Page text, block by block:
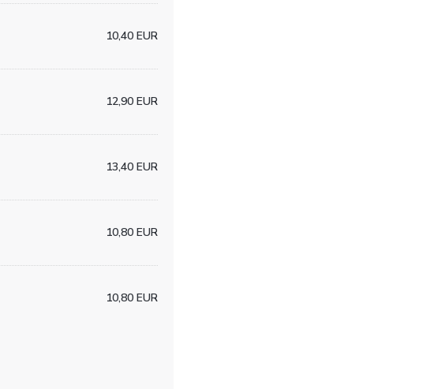
10,40 EUR
12,90 EUR
13,40 EUR
10,80 EUR
10,80 EUR